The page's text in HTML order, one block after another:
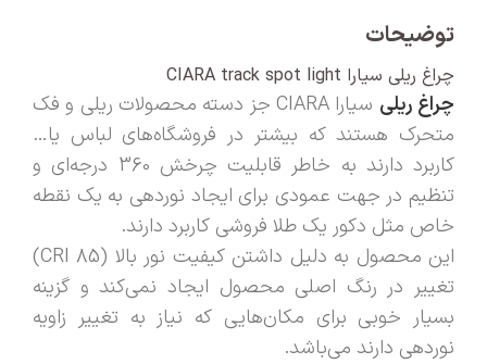
توضیحات
چراغ ریلی سیارا CIARA track spot light
چراغ ریلی
سیارا CIARA جز دسته محصولات ریلی و فک
متحرک هستند که بیشتر در فروشگاه‌های لباس یا…
کاربرد دارند به خاطر قابلیت چرخش 360 درجه‌ای و
تنظیم در جهت عمودی برای ایجاد نوردهی به یک نقطه
خاص مثل دکور یک طلا فروشی کاربرد دارند.
این محصول به دلیل داشتن کیفیت نور بالا (CRI 85)
تغییر در رنگ اصلی محصول ایجاد نمی‌کند و گزینه
بسیار خوبی برای مکان‌هایی که نیاز به تغییر زاویه
نوردهی دارند می‌باشد.